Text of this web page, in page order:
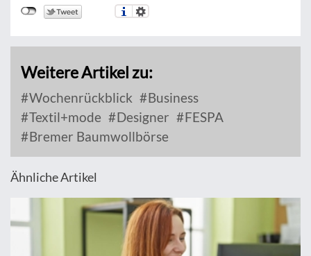
Weitere Artikel zu:
Wochenrückblick
Business
Textil+mode
Designer
FESPA
Bremer Baumwollbörse
Ähnliche Artikel